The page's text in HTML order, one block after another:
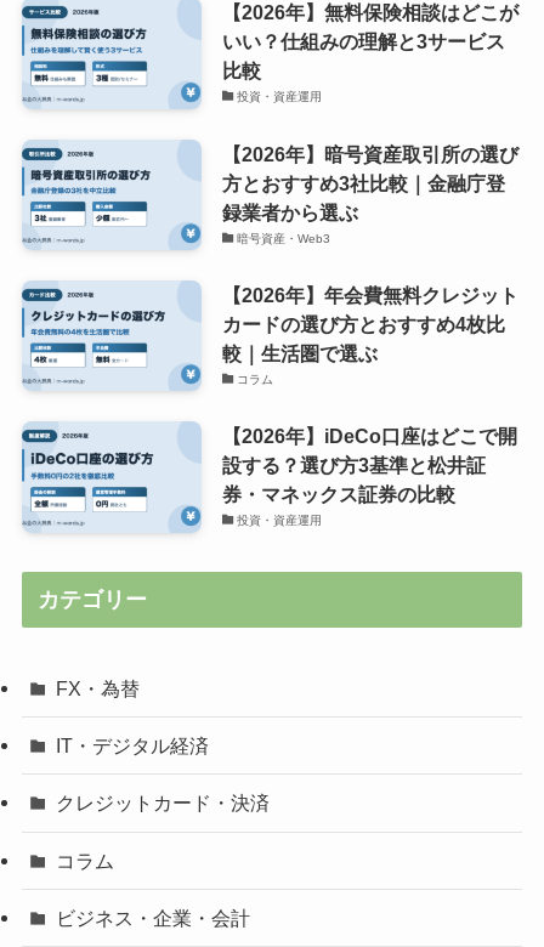
【2026年】無料保険相談はどこが
いい？仕組みの理解と3サービス
比較
投資・資産運用
【2026年】暗号資産取引所の選び
方とおすすめ3社比較｜金融庁登
録業者から選ぶ
暗号資産・Web3
【2026年】年会費無料クレジット
カードの選び方とおすすめ4枚比
較｜生活圏で選ぶ
コラム
【2026年】iDeCo口座はどこで開
設する？選び方3基準と松井証
券・マネックス証券の比較
投資・資産運用
カテゴリー
FX・為替
IT・デジタル経済
クレジットカード・決済
コラム
ビジネス・企業・会計